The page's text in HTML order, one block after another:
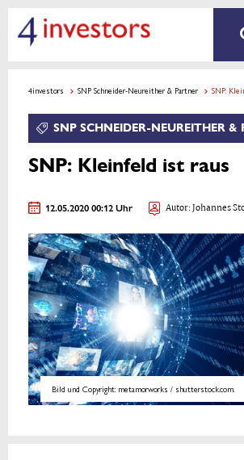
4investors SNP Schneider-Neureither & Partner SNP:
SNP SCHNEIDER-NEUREITHER &
SNP: Kleinfeld ist raus
12.05.2020 00:12 Uhr Autor:Johannes
Bild und Copyright: metamorworks / shutterstock.com.